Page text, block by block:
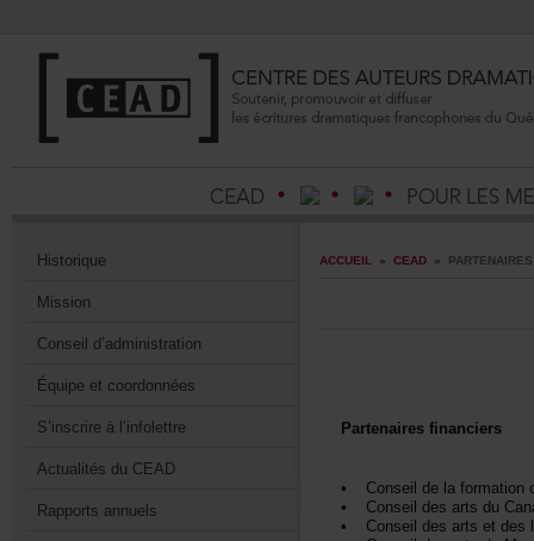
Historique
Mission
Conseild’administration
Équipeetcoordonnées
S’inscrireàl’infolettre
ActualitésduCEAD
Rapportsannuels
ACCUEIL » CEAD» PARTENAIRES
Partenairesfinanciers